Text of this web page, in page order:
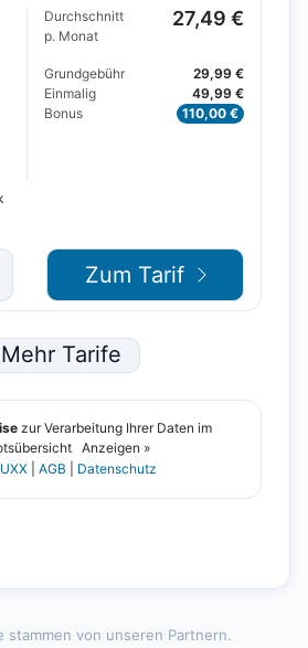
stammen von unseren Partnern.